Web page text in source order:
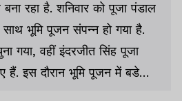
बना रहा है. शनिवार को पूजा पंडाल
भूमि पूजन संपन्न हो गया है.
गया, वहीं इंदरजीत सिंह पूजा
हैं. इस दौरान भूमि पूजन में बडे